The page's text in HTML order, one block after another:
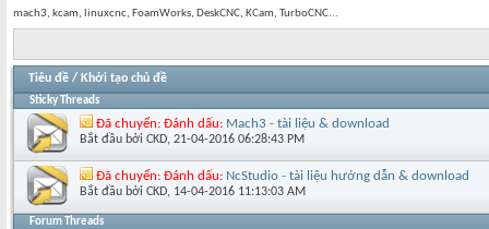
mach3, kcam, linuxcnc, FoamWorks, DeskCNC, KCam, TurboCNC...
Tiêu đề / Khởi tạo chủ đề
Sticky Threads
Đã chuyển: Đánh dấu: Mach3 - tài liệu & download
Bắt đầu bởi CKD‎, 21-04-2016 06:28:43 PM
Đã chuyển: Đánh dấu: NcStudio - tài liệu hướng dẫn & download
Bắt đầu bởi CKD‎, 14-04-2016 11:13:03 AM
Forum Threads